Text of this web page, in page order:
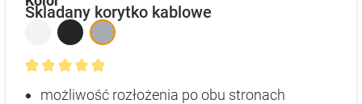
Skladany korytko kablowe
Średnia ocena 4.9 z 5 gwiazdek
możliwość rozłożenia po obu stronach